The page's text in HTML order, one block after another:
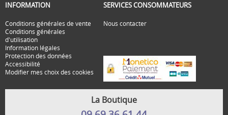
INFORMATION
Conditions générales de vente
Conditions générales
d'utilisation
Information légales
Protection des données
Accessibilité
Modifier mes choix des cookies
SERVICES CONSOMMATEURS
Nous contacter
La Boutique